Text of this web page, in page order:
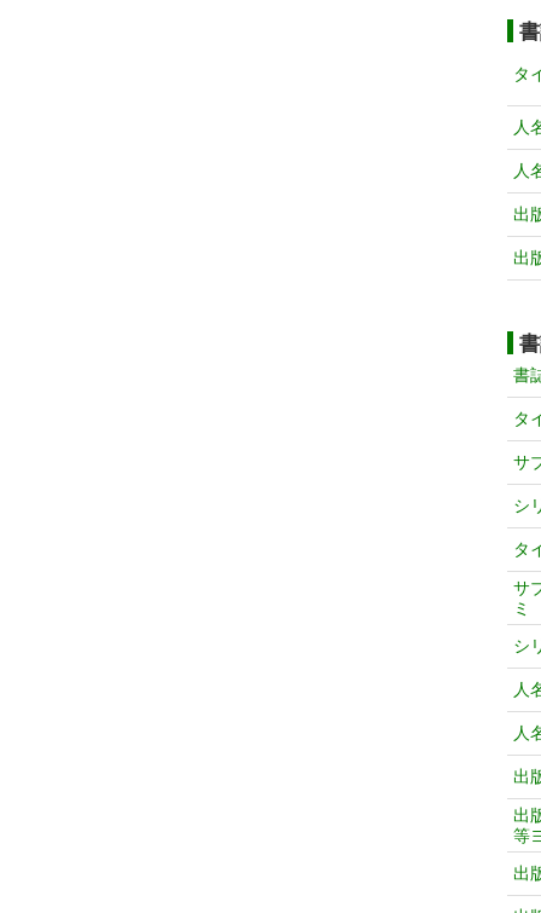
タ
人
人
出
出
書
タ
サ
シ
タ
サ
ミ
シ
人
人
出
出
等
出